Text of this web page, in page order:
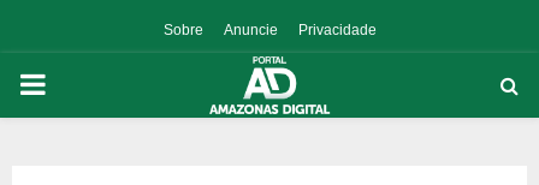
Sobre Anuncie Privacidade
PRIMARY